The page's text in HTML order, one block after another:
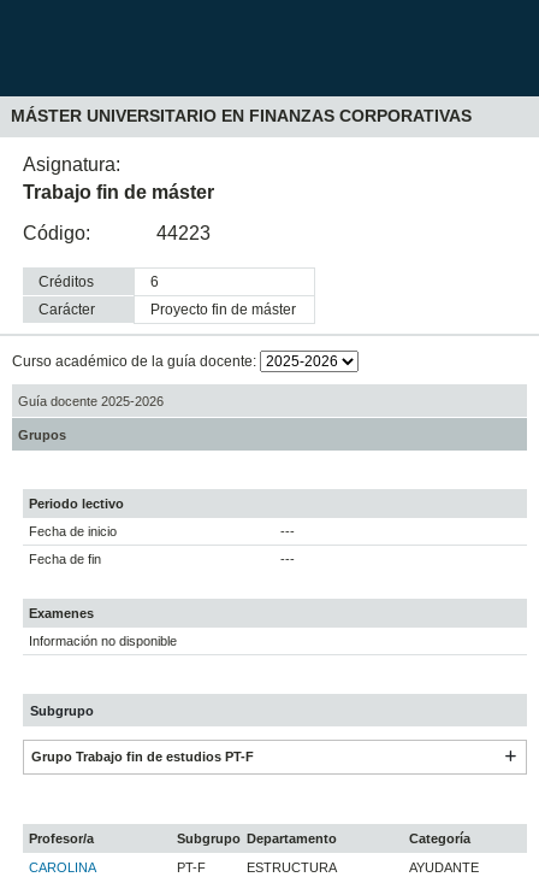
MÁSTER UNIVERSITARIO EN FINANZAS CORPORATIVAS
Asignatura:
Trabajo fin de máster
Código:
44223
Créditos
6
Carácter
proyecto fin de máster
Curso académico de la guía docente:
Guía docente 2025-2026
Grupos
Periodo lectivo
Fecha de inicio
---
Fecha de fin
---
Examenes
Información no disponible
Subgrupo
Grupo Trabajo fin de estudios PT-F
Profesor/a Subgrupo Departamento
Categoría
CAROLINA
PT-F
ESTRUCTURA
AYUDANTE